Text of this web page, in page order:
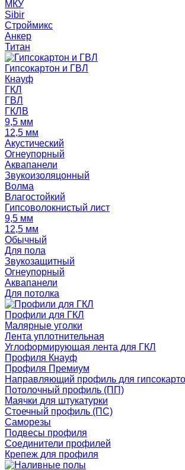
МКУ
Sibir
Строймикс
Анкер
Титан
Гипсокартон и ГВЛ
Кнауф
ГКЛ
ГВЛ
ГКЛВ
9,5 мм
12,5 мм
Акустический
Огнеупорный
Аквапанели
Звукоизоляцонный
Волма
Влагостойкий
Гипсоволокнистый лист
9,5 мм
12,5 мм
Обычный
Для пола
Звукозащитный
Огнеупорный
Аквапанели
Для потолка
Профили для ГКЛ
Малярные уголки
Лента уплотнительная
Углоформирующая лента для ГКЛ
Профиля Кнауф
Профиля Премиум
Направляющий профиль для
Потолочный профиль (ПП)
Маячки для штукатурки
Стоечный профиль (ПС)
Саморезы
Подвесы профиля
Соединители профилей
Крепеж для профиля